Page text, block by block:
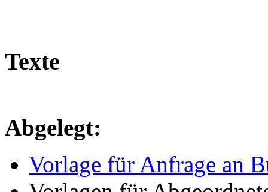
Texte
Abgelegt:
Vorlage für Anfrage an